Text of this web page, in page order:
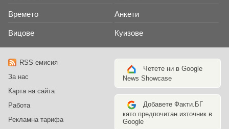
Времето Анкети
Вицове Куизове
RSS емисия
За нас
Карта на сайта
Работа
Рекламна тарифа
Четете ни в Google
News Showcase
Добавете Факти.БГ
като предпочитан източник в
Google